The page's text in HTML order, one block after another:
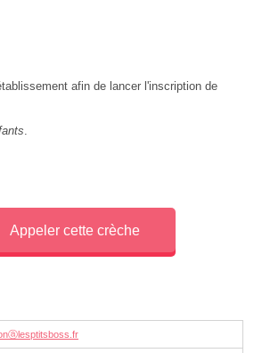
afin de lancer l'inscription de
.
Appeler cette crèche